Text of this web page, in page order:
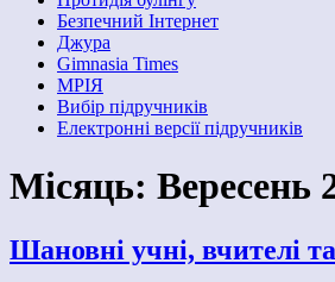
Безпечний Інтернет
Джура
Gimnasia Times
МРІЯ
Вибір підручників
Електронні версії підручників
Місяць: Вересень
Шановні учні, вчителі